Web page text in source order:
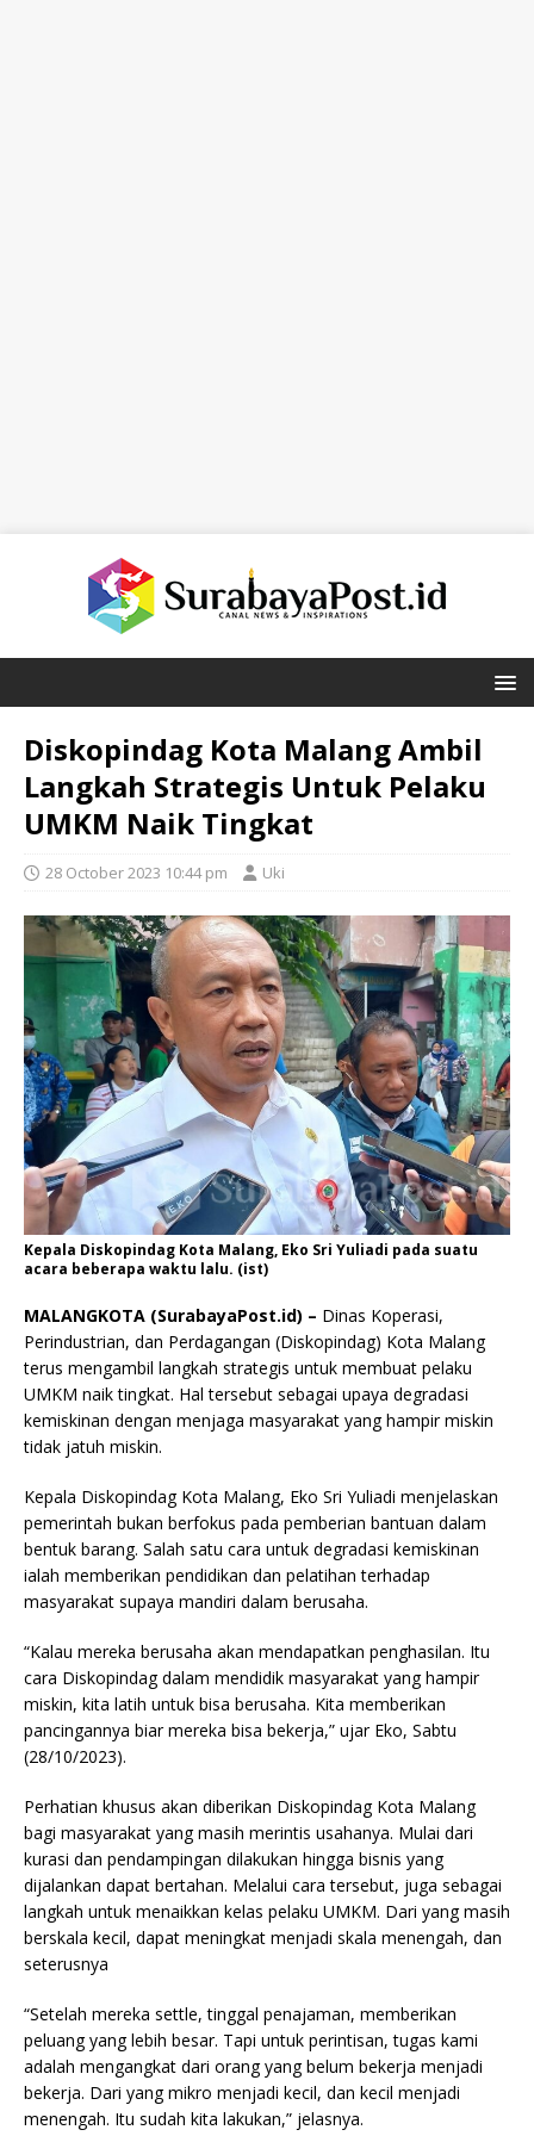
Diskopindag Kota Malang Ambil
Langkah Strategis Untuk Pelaku
UMKM Naik Tingkat
28 October 2023 10:44 pm Uki
Kepala Diskopindag Kota Malang, Eko Sri Yuliadi pada suatu
acara beberapa waktu lalu. (ist)
MALANGKOTA (SurabayaPost.id) – Dinas Koperasi,
Perindustrian, dan Perdagangan (Diskopindag) Kota Malang
terus mengambil langkah strategis untuk membuat pelaku
UMKM naik tingkat. Hal tersebut sebagai upaya degradasi
kemiskinan dengan menjaga masyarakat yang hampir miskin
tidak jatuh miskin.
Kepala Diskopindag Kota Malang, Eko Sri Yuliadi menjelaskan
pemerintah bukan berfokus pada pemberian bantuan dalam
bentuk barang. Salah satu cara untuk degradasi kemiskinan
ialah memberikan pendidikan dan pelatihan terhadap
masyarakat supaya mandiri dalam berusaha.
“Kalau mereka berusaha akan mendapatkan penghasilan. Itu
cara Diskopindag dalam mendidik masyarakat yang hampir
miskin, kita latih untuk bisa berusaha. Kita memberikan
pancingannya biar mereka bisa bekerja,” ujar Eko, Sabtu
(28/10/2023).
Perhatian khusus akan diberikan Diskopindag Kota Malang
bagi masyarakat yang masih merintis usahanya. Mulai dari
kurasi dan pendampingan dilakukan hingga bisnis yang
dijalankan dapat bertahan. Melalui cara tersebut, juga sebagai
langkah untuk menaikkan kelas pelaku UMKM. Dari yang masih
berskala kecil, dapat meningkat menjadi skala menengah, dan
seterusnya
“Setelah mereka settle, tinggal penajaman, memberikan
peluang yang lebih besar. Tapi untuk perintisan, tugas kami
adalah mengangkat dari orang yang belum bekerja menjadi
bekerja. Dari yang mikro menjadi kecil, dan kecil menjadi
menengah. Itu sudah kita lakukan,” jelasnya.